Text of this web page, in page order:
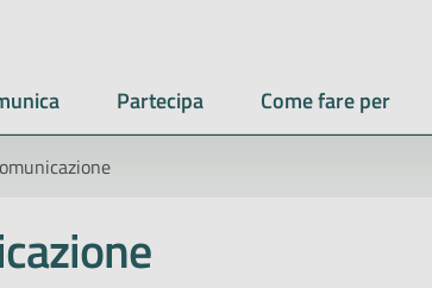
Partecipa Come fare per